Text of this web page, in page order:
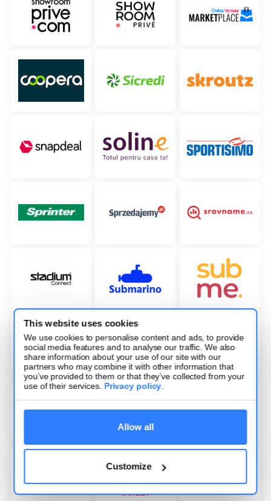
This website uses cookies
We use cookies to personalise content and ads, to provide
social media features and to analyse our traffic. We also
share information about your use of our site with our
partners who may combine it with other information that
you’ve provided to them or that they’ve collected from your
use of their services. Privacy policy.
Allow all
Customize